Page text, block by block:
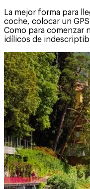
La mejor forma para
coche, colocar un
Como para comenzar
idílicos de